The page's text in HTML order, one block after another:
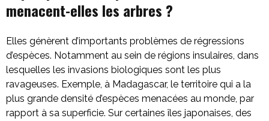
menacent-elles les arbres ?
Elles génèrent d’importants problèmes de régressions
d’espèces. Notamment au sein de régions insulaires, dans
lesquelles les invasions biologiques sont les plus
ravageuses. Exemple, à Madagascar, le territoire qui a la
plus grande densité d’espèces menacées au monde, par
rapport à sa superficie. Sur certaines îles japonaises, des